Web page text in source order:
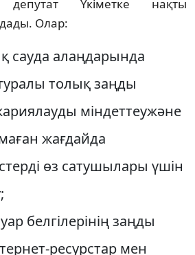
Үкіметке нақты
Олар:
сауда алаңдарында
толық заңды
міндеттеужәне
жағдайда
өз сатушылары үшін
белгілерінің заңды
ресурстар мен